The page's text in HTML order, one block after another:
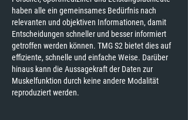
haben alle ein gemeinsames Bedürfnis nach
relevanten und objektiven Informationen, damit
Entscheidungen schneller und besser informiert
getroffen werden können. TMG S2 bietet dies auf
effiziente, schnelle und einfache Weise. Darüber
hinaus kann die Aussagekraft der Daten zur
Muskelfunktion durch keine andere Modalität
reproduziert werden.